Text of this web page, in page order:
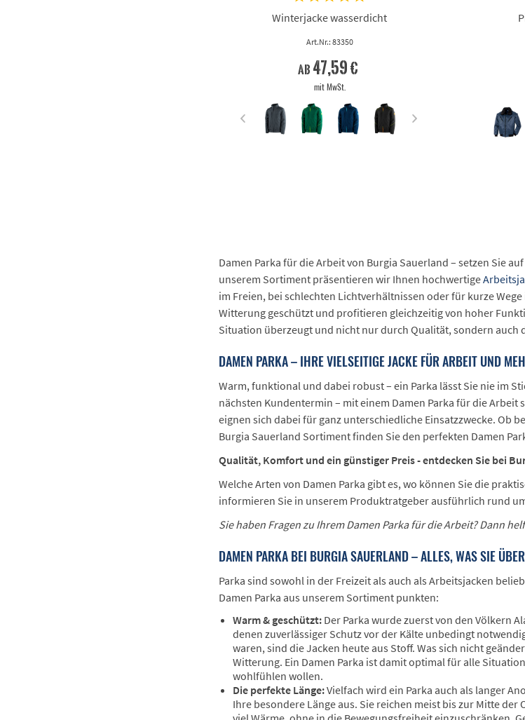
Winterjacke wasserdicht
Art.Nr.: 83350
ab 47,59 €
mit MwSt.
Damen Parka für die Arbeit von Burgia Sauerland – setzen Sie
unserem Sortiment präsentieren wir Ihnen hochwertige
im Freien, bei schlechten Lichtverhältnissen oder für kurze
Witterung geschützt und profitieren gleichzeitig von hoher
Situation überzeugt und nicht nur durch Qualität, sondern auch
DAMEN PARKA – IHRE VIELSEITIGE JACKE FÜR ARBEIT UND
Warm, funktional und dabei robust – ein Parka lässt Sie nie im
nächsten Kundentermin – mit einem Damen Parka für die
eignen sich dabei für ganz unterschiedliche Einsatzzwecke. Ob
Burgia Sauerland Sortiment finden Sie den perfekten Damen
Qualität, Komfort und ein günstiger Preis - entdecken Sie bei
Welche Arten von Damen Parka gibt es, wo können Sie die
informieren Sie in unserem Produktratgeber ausführlich rund
Sie haben Fragen zu Ihrem Damen Parka für die Arbeit? Dann
DAMEN PARKA BEI BURGIA SAUERLAND – ALLES, WAS SIE
Parka sind sowohl in der Freizeit als auch als Arbeitsjacken
Damen Parka aus unserem Sortiment punkten:
Warm & geschützt: Der Parka wurde zuerst von den Völkern
denen zuverlässiger Schutz vor der Kälte unbedingt
waren, sind die Jacken heute aus Stoff. Was sich nicht
Witterung. Ein Damen Parka ist damit optimal für alle
wohlfühlen wollen.
Die perfekte Länge:Vielfach wird ein Parka auch als langer
Ihre besondere Länge aus. Sie reichen meist bis zur Mitte